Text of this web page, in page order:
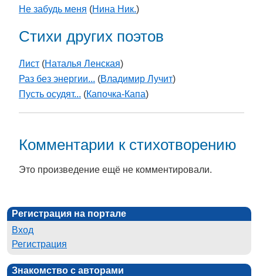
Не забудь меня (Нина Ник.)
Стихи других поэтов
Лист (Наталья Ленская)
Раз без энергии... (Владимир Лучит)
Пусть осудят... (Капочка-Капа)
Комментарии к стихотворению
Это произведение ещё не комментировали.
Регистрация на портале
Вход
Регистрация
Знакомство с авторами